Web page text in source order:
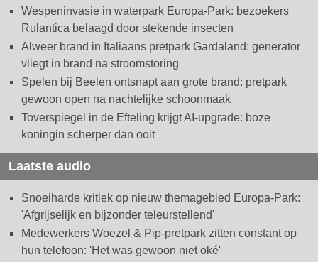
Wespeninvasie in waterpark Europa-Park: bezoekers
Rulantica belaagd door stekende insecten
Alweer brand in Italiaans pretpark Gardaland: generator
vliegt in brand na stroomstoring
Spelen bij Beelen ontsnapt aan grote brand: pretpark
gewoon open na nachtelijke schoonmaak
Toverspiegel in de Efteling krijgt AI-upgrade: boze
koningin scherper dan ooit
Laatste audio
Snoeiharde kritiek op nieuw themagebied Europa-Park:
'Afgrijselijk en bijzonder teleurstellend'
Medewerkers Woezel & Pip-pretpark zitten constant op
hun telefoon: 'Het was gewoon niet oké'